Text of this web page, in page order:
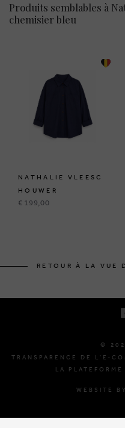
Produits semblables à
chemisier bleu
NATHALIE VLEESC
HOUWER
€ 199,00
RETOUR À LA VUE
©
TRANSPARENCE DE L'E-
LA
WEBSITE BY